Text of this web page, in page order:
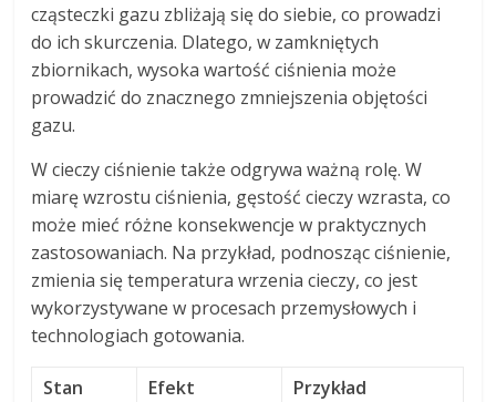
cząsteczki gazu zbliżają się do siebie, co prowadzi
do ich skurczenia. Dlatego, w zamkniętych
zbiornikach, wysoka wartość ciśnienia może
prowadzić do znacznego zmniejszenia objętości
gazu.
W cieczy ciśnienie także odgrywa ważną rolę. W
miarę wzrostu ciśnienia, gęstość cieczy wzrasta, co
może mieć różne konsekwencje w praktycznych
zastosowaniach. Na przykład, podnosząc ciśnienie,
zmienia się temperatura wrzenia cieczy, co jest
wykorzystywane w procesach przemysłowych i
technologiach gotowania.
Stan
Efekt
Przykład